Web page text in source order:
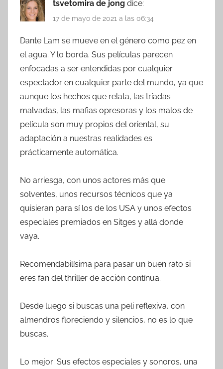
tsvetomira de jong dice:
17 de mayo de 2021 a las 06:34
Dante Lam se mueve en el género como pez en
el agua. Y lo borda. Sus películas parecen
enfocadas a ser entendidas por cualquier
espectador en cualquier parte del mundo, ya que
aunque los hechos que relata, las tríadas
malvadas, las mafias opresoras y los malos de
película son muy propios del oriental, su
adaptación a nuestras realidades es
prácticamente automática.
No arriesga, con unos actores más que
solventes, unos recursos técnicos que ya
quisieran para sí los de los USA y unos efectos
especiales premiados en Sitges y allá donde
vaya.
Recomendabilísima para pasar un buen rato si
eres fan del thriller de acción contínua.
Desde luego si buscas una peli reflexiva, con
almendros floreciendo y silencios, no es lo que
buscas.
Lo mejor: Sus efectos especiales y sonoros, una